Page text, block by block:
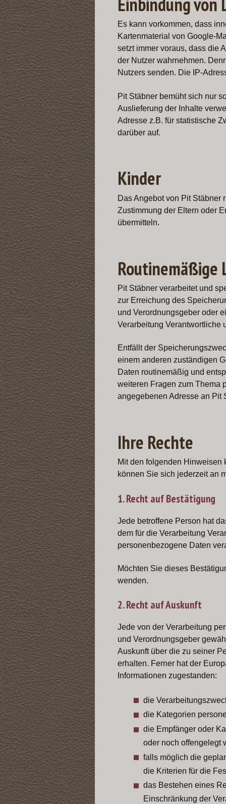
Es kann vorkommen, dass
Kartenmaterial von Google-
setzt immer voraus, dass die
der Nutzer wahrnehmen.
Nutzers senden. Die IP-
Pit Stäbner bemüht sich nur
Auslieferung der Inhalte
Adresse z.B. für statistische
darüber auf.
Kinder
Das Angebot von Pit Stäbner
Zustimmung der Eltern oder
übermitteln.
Routinemäßige
Pit Stäbner verarbeitet und
zur Erreichung des
und Verordnungsgeber oder
Verarbeitung Verantwortliche
Entfällt der
einem anderen zuständigen
Daten routinemäßig und
weiteren Fragen zum Thema
angegebenen Adresse an Pit
Ihre Rechte
Mit den folgenden Hinweisen
können Sie sich jederzeit an
1. Recht auf Bestätigung
Jede betroffene Person hat
dem für die Verarbeitung
personenbezogene Daten
Möchten Sie dieses
wenden.
2. Recht auf Auskunft
Jede von der Verarbeitung
und Verordnungsgeber
Auskunft über die zu seiner
erhalten. Ferner hat der
Informationen zugestanden:
die
die Kategorien
die Empfänger oder
oder noch offengelegt
falls möglich die
die Kriterien für die
das Bestehen eines
Einschränkung der